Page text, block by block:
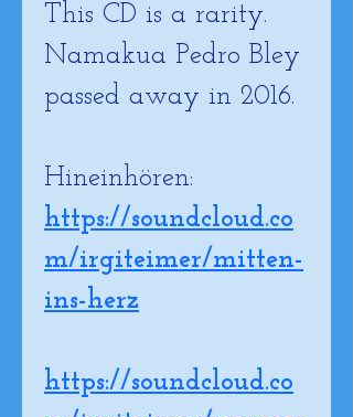
This CD is a rarity.
Namakua Pedro Bley
passed away in 2016.
Hineinhören:
https://soundcloud.co
m/irgiteimer/mitten-
ins-herz
https://soundcloud.co